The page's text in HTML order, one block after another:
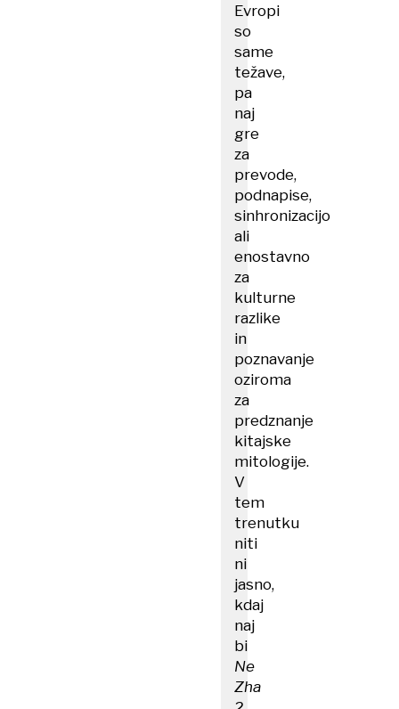
Evropi
so
same
težave,
pa
naj
gre
za
prevode,
podnapise,
sinhronizacijo
ali
enostavno
za
kulturne
razlike
in
poznavanje
oziroma
za
predznanje
kitajske
mitologije.
V
tem
trenutku
niti
ni
jasno,
kdaj
naj
bi
Ne
Zha